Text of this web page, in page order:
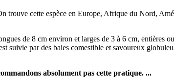
trouve cette espèce en Europe, Afrique du Nord,
de 8 cm environ et larges de 3 à 6 cm, entières
par des baies comestible et savoureux
absolument pas cette pratique. ...